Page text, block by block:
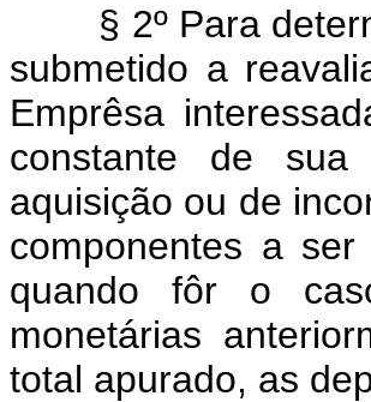
§ 2º Para
submetido a
Emprêsa
constante de sua
aquisição ou de
componentes a
quando fôr o
monetárias
total apurado, as